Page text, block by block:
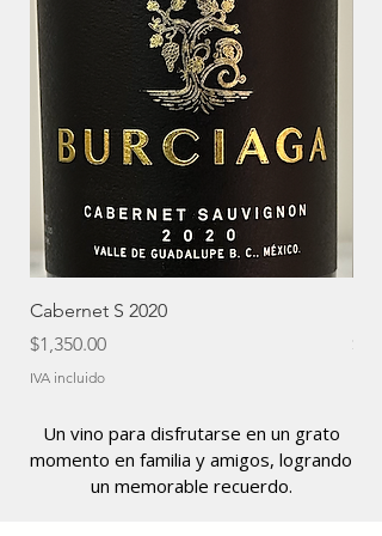
Cabernet S 2020
Precio
$1,350.00
IVA incluido
Un vino para disfrutarse en un grato
momento en familia y amigos, logrando
un memorable recuerdo.